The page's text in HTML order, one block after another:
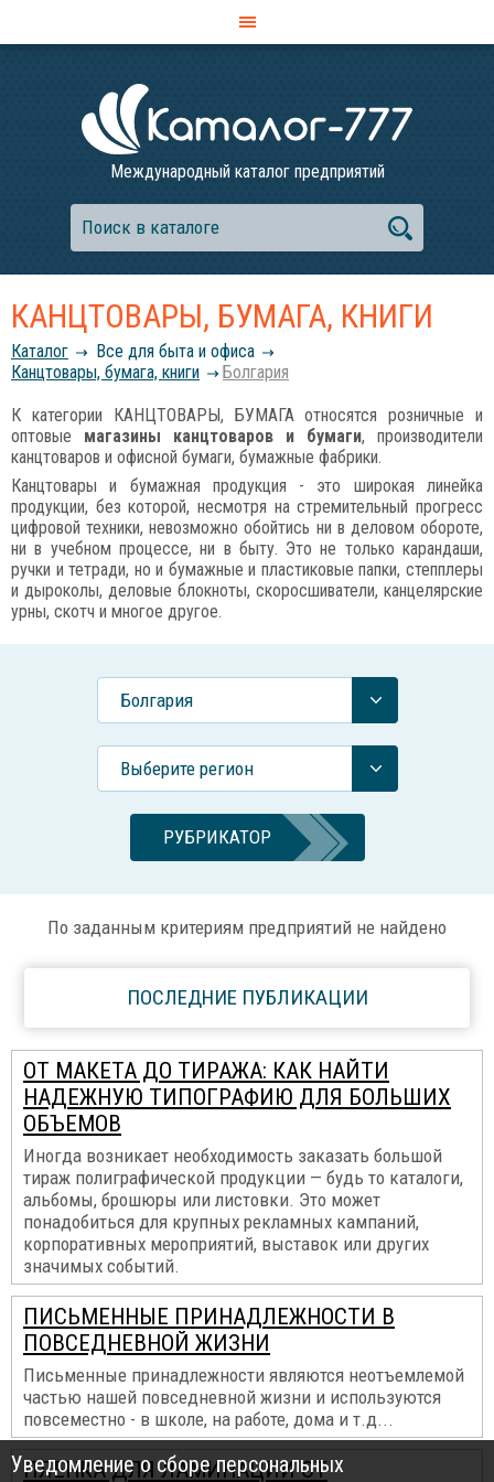
Международный каталог предприятий
КАНЦТОВАРЫ, БУМАГА, КНИГИ
Каталог
Все для быта и офиса
Канцтовары, бумага, книги
Болгария
К категории КАНЦТОВАРЫ, БУМАГА относятся розничные и
оптовые магазины канцтоваров и бумаги, производители
канцтоваров и офисной бумаги, бумажные фабрики.
Канцтовары и бумажная продукция - это широкая линейка
продукции, без которой, несмотря на стремительный прогресс
цифровой техники, невозможно обойтись ни в деловом обороте,
ни в учебном процессе, ни в быту. Это не только карандаши,
ручки и тетради, но и бумажные и пластиковые папки, степплеры
и дыроколы, деловые блокноты, скоросшиватели, канцелярские
урны, скотч и многое другое.
Болгария
Выберите регион
РУБРИКАТОР
По заданным критериям предприятий не найдено
ПОСЛЕДНИЕ ПУБЛИКАЦИИ
ОТ МАКЕТА ДО ТИРАЖА: КАК НАЙТИ
НАДЕЖНУЮ ТИПОГРАФИЮ ДЛЯ БОЛЬШИХ
ОБЪЕМОВ
Иногда возникает необходимость заказать большой
тираж полиграфической продукции — будь то каталоги,
альбомы, брошюры или листовки. Это может
понадобиться для крупных рекламных кампаний,
корпоративных мероприятий, выставок или других
значимых событий.
ПИСЬМЕННЫЕ ПРИНАДЛЕЖНОСТИ В
ПОВСЕДНЕВНОЙ ЖИЗНИ
Письменные принадлежности являются неотъемлемой
частью нашей повседневной жизни и используются
повсеместно - в школе, на работе, дома и т.д...
ПЛЕНКА ДЛЯ ЛАМИНАЦИИ ОТ
Уведомление о сборе персональных